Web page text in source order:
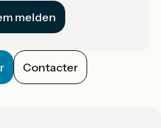
melden
Contacter